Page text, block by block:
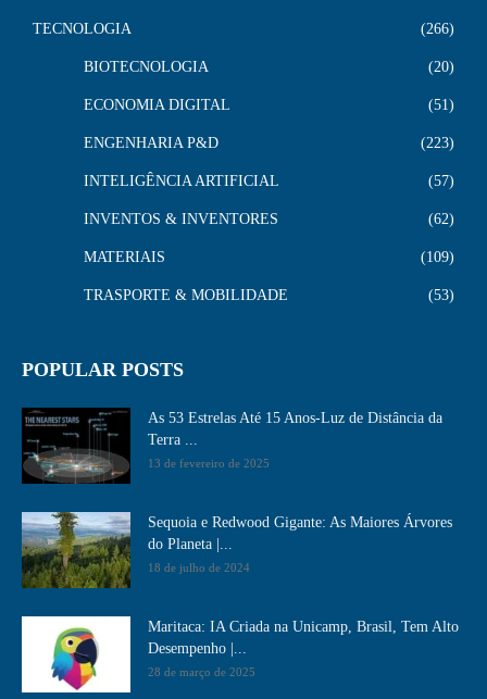
TECNOLOGIA 266
BIOTECNOLOGIA 20
ECONOMIA DIGITAL 51
ENGENHARIA P&D 223
INTELIGÊNCIA ARTIFICIAL 57
INVENTOS & INVENTORES 62
MATERIAIS 109
TRASPORTE & MOBILIDADE 53
POPULAR POSTS
As 53 Estrelas Até 15 Anos-Luz de Distância da
Terra ...
13 de fevereiro de 2025
Sequoia e Redwood Gigante: As Maiores Árvores
do Planeta |...
18 de julho de 2024
Maritaca: IA Criada na Unicamp, Brasil, Tem Alto
Desempenho​ |...
28 de março de 2025